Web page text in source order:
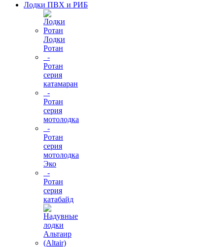
Лодки ПВХ и РИБ
Лодки
Ротан
-
Ротан
серия
катамаран
-
Ротан
серия
мотолодка
-
Ротан
серия
мотолодка
Эко
-
Ротан
серия
катабайд